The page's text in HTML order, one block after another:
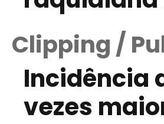
Clipping /
Incidência
vezes